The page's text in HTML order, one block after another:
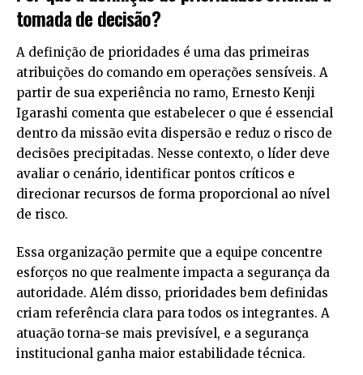
tomada de decisão?
A definição de prioridades é uma das primeiras
atribuições do comando em operações sensíveis. A
partir de sua experiência no ramo, Ernesto Kenji
Igarashi comenta que estabelecer o que é essencial
dentro da missão evita dispersão e reduz o risco de
decisões precipitadas. Nesse contexto, o líder deve
avaliar o cenário, identificar pontos críticos e
direcionar recursos de forma proporcional ao nível
de risco.
Essa organização permite que a equipe concentre
esforços no que realmente impacta a segurança da
autoridade. Além disso, prioridades bem definidas
criam referência clara para todos os integrantes. A
atuação torna-se mais previsível, e a segurança
institucional ganha maior estabilidade técnica.